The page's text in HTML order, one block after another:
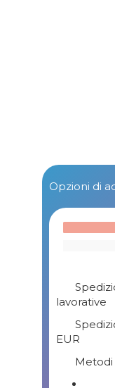
Opzioni di
lavorative
EUR